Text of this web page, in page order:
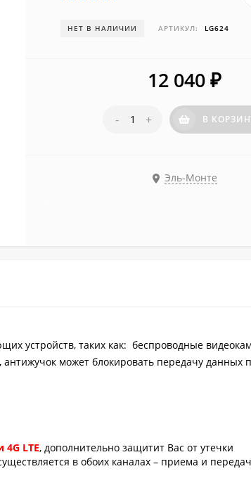
НЕТ В НАЛИЧИИ АРТИКУЛ: LG624
12 040₽
- + В
Эль-Монте
устройств, таких как: беспроводные
может блокировать передачу данных
LTE, дополнительно защитит Вас от утечки
в обоих каналах – приема и